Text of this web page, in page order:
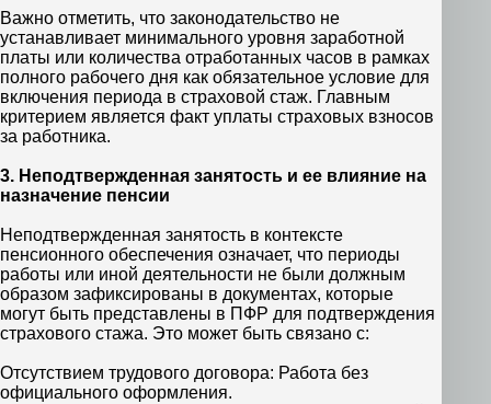
Важно отметить, что законодательство не
устанавливает минимального уровня заработной
платы или количества отработанных часов в рамках
полного рабочего дня как обязательное условие для
включения периода в страховой стаж. Главным
критерием является факт уплаты страховых взносов
за работника.
3. Неподтвержденная занятость и ее влияние на
назначение пенсии
Неподтвержденная занятость в контексте
пенсионного обеспечения означает, что периоды
работы или иной деятельности не были должным
образом зафиксированы в документах, которые
могут быть представлены в ПФР для подтверждения
страхового стажа. Это может быть связано с:
Отсутствием трудового договора: Работа без
официального оформления.